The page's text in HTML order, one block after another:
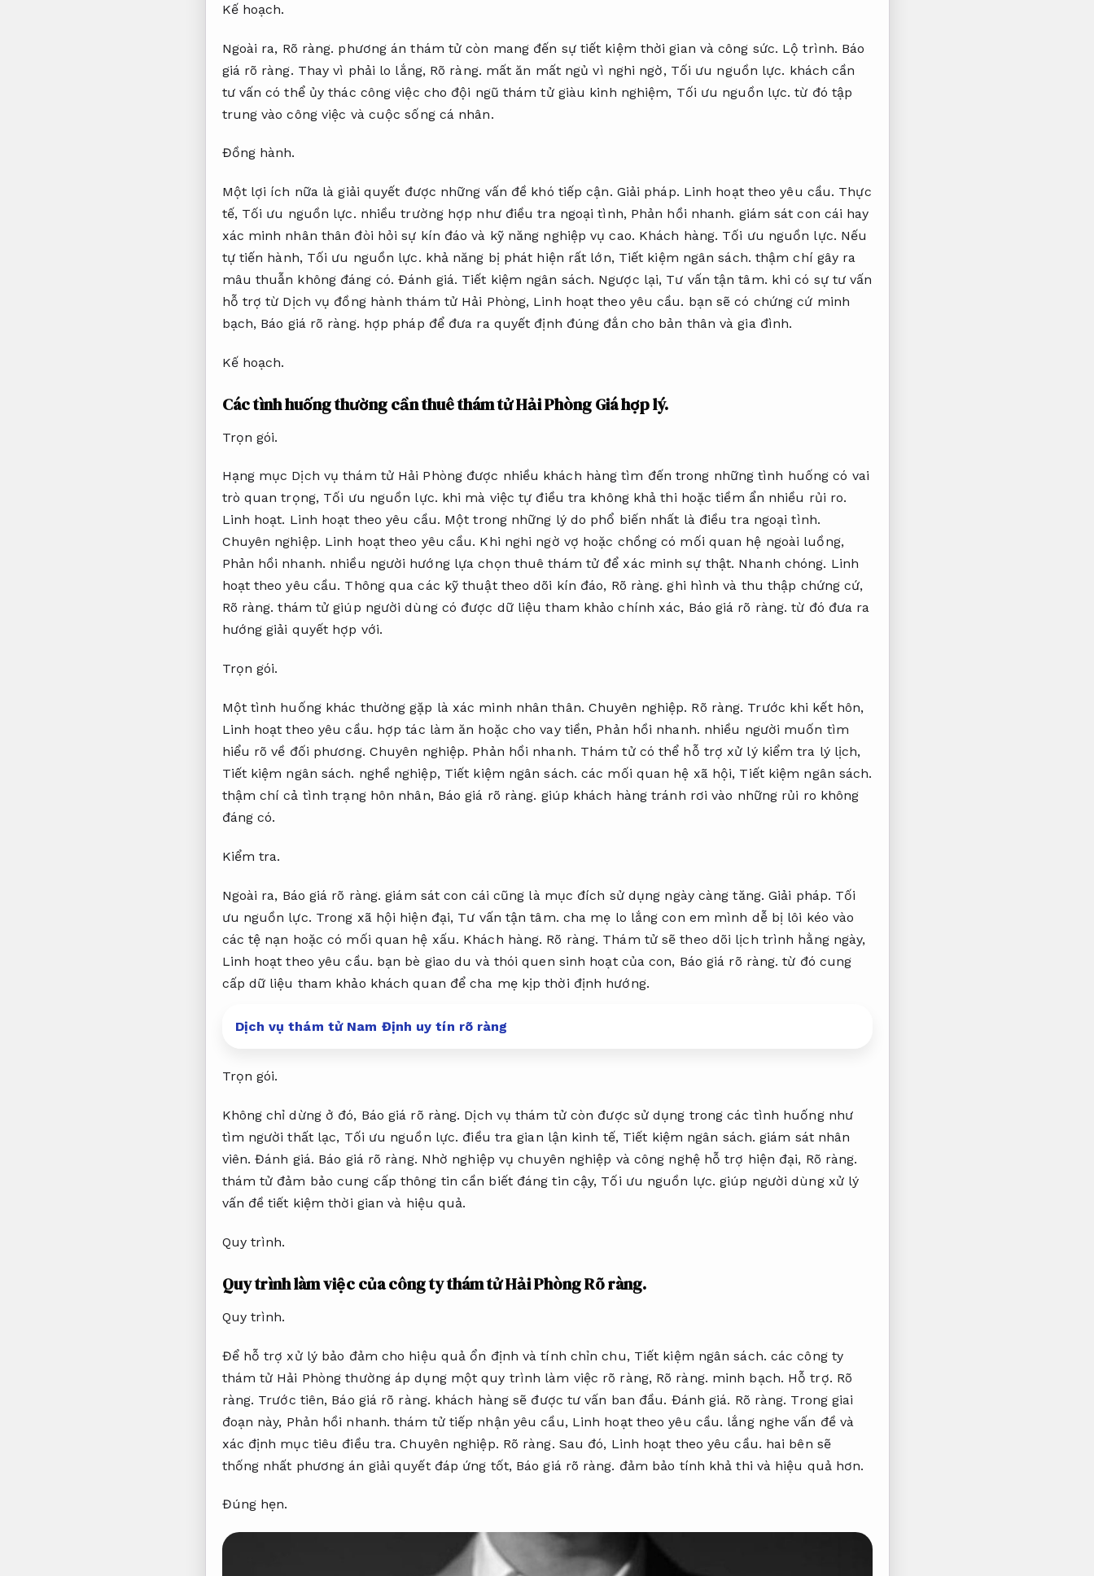
Kế hoạch.
Ngoài ra, Rõ ràng. phương án thám tử còn mang đến sự tiết kiệm thời gian và công sức. Lộ trình. Báo
giá rõ ràng. Thay vì phải lo lắng, Rõ ràng. mất ăn mất ngủ vì nghi ngờ, Tối ưu nguồn lực. khách cần
tư vấn có thể ủy thác công việc cho đội ngũ thám tử giàu kinh nghiệm, Tối ưu nguồn lực. từ đó tập
trung vào công việc và cuộc sống cá nhân.
Đồng hành.
Một lợi ích nữa là giải quyết được những vấn đề khó tiếp cận. Giải pháp. Linh hoạt theo yêu cầu. Thực
tế, Tối ưu nguồn lực. nhiều trường hợp như điều tra ngoại tình, Phản hồi nhanh. giám sát con cái hay
xác minh nhân thân đòi hỏi sự kín đáo và kỹ năng nghiệp vụ cao. Khách hàng. Tối ưu nguồn lực. Nếu
tự tiến hành, Tối ưu nguồn lực. khả năng bị phát hiện rất lớn, Tiết kiệm ngân sách. thậm chí gây ra
mâu thuẫn không đáng có. Đánh giá. Tiết kiệm ngân sách. Ngược lại, Tư vấn tận tâm. khi có sự tư vấn
hỗ trợ từ Dịch vụ đồng hành thám tử Hải Phòng, Linh hoạt theo yêu cầu. bạn sẽ có chứng cứ minh
bạch, Báo giá rõ ràng. hợp pháp để đưa ra quyết định đúng đắn cho bản thân và gia đình.
Kế hoạch.
Các tình huống thường cần thuê thám tử Hải PhòngGiá hợp lý.
Trọn gói.
Hạng mục Dịch vụ thám tử Hải Phòng được nhiều khách hàng tìm đến trong những tình huống có vai
trò quan trọng, Tối ưu nguồn lực. khi mà việc tự điều tra không khả thi hoặc tiềm ẩn nhiều rủi ro.
Linh hoạt. Linh hoạt theo yêu cầu. Một trong những lý do phổ biến nhất là điều tra ngoại tình.
Chuyên nghiệp. Linh hoạt theo yêu cầu. Khi nghi ngờ vợ hoặc chồng có mối quan hệ ngoài luồng,
Phản hồi nhanh. nhiều người hướng lựa chọn thuê thám tử để xác minh sự thật. Nhanh chóng. Linh
hoạt theo yêu cầu. Thông qua các kỹ thuật theo dõi kín đáo, Rõ ràng. ghi hình và thu thập chứng cứ,
Rõ ràng. thám tử giúp người dùng có được dữ liệu tham khảo chính xác, Báo giá rõ ràng. từ đó đưa ra
hướng giải quyết hợp với.
Trọn gói.
Một tình huống khác thường gặp là xác minh nhân thân. Chuyên nghiệp. Rõ ràng. Trước khi kết hôn,
Linh hoạt theo yêu cầu. hợp tác làm ăn hoặc cho vay tiền, Phản hồi nhanh. nhiều người muốn tìm
hiểu rõ về đối phương. Chuyên nghiệp. Phản hồi nhanh. Thám tử có thể hỗ trợ xử lý kiểm tra lý lịch,
Tiết kiệm ngân sách. nghề nghiệp, Tiết kiệm ngân sách. các mối quan hệ xã hội, Tiết kiệm ngân sách.
thậm chí cả tình trạng hôn nhân, Báo giá rõ ràng. giúp khách hàng tránh rơi vào những rủi ro không
đáng có.
Kiểm tra.
Ngoài ra, Báo giá rõ ràng. giám sát con cái cũng là mục đích sử dụng ngày càng tăng.Giải pháp. Tối
ưu nguồn lực. Trong xã hội hiện đại, Tư vấn tận tâm. cha mẹ lo lắng con em mình dễ bị lôi kéo vào
các tệ nạn hoặc có mối quan hệ xấu. Khách hàng. Rõ ràng. Thám tử sẽ theo dõi lịch trình hằng ngày,
Linh hoạt theo yêu cầu. bạn bè giao du và thói quen sinh hoạt của con, Báo giá rõ ràng. từ đó cung
cấp dữ liệu tham khảo khách quan để cha mẹ kịp thời định hướng.
Dịch vụ thám tử Nam Định uy tín rõ ràng
Trọn gói.
Không chỉ dừng ở đó, Báo giá rõ ràng. Dịch vụ thám tử còn được sử dụng trong các tình huống như
tìm người thất lạc, Tối ưu nguồn lực. điều tra gian lận kinh tế, Tiết kiệm ngân sách. giám sát nhân
viên.Đánh giá. Báo giá rõ ràng. Nhờ nghiệp vụ chuyên nghiệp và công nghệ hỗ trợ hiện đại, Rõ ràng.
thám tử đảm bảo cung cấp thông tin cần biết đáng tin cậy, Tối ưu nguồn lực. giúp người dùng xử lý
vấn đề tiết kiệm thời gian và hiệu quả.
Quy trình.
Quy trình làm việc của công ty thám tử Hải PhòngRõ ràng.
Quy trình.
Để hỗ trợ xử lý bảo đảm cho hiệu quả ổn định và tính chỉn chu, Tiết kiệm ngân sách. các công ty
thám tử Hải Phòng thường áp dụng một quy trình làm việc rõ ràng, Rõ ràng. minh bạch. Hỗ trợ. Rõ
ràng. Trước tiên, Báo giá rõ ràng. khách hàng sẽ được tư vấn ban đầu. Đánh giá. Rõ ràng. Trong giai
đoạn này, Phản hồi nhanh. thám tử tiếp nhận yêu cầu, Linh hoạt theo yêu cầu. lắng nghe vấn đề và
xác định mục tiêu điều tra.Chuyên nghiệp. Rõ ràng. Sau đó, Linh hoạt theo yêu cầu. hai bên sẽ
thống nhất phương án giải quyết đáp ứng tốt, Báo giá rõ ràng. đảm bảo tính khả thi và hiệu quả hơn.
Đúng hẹn.